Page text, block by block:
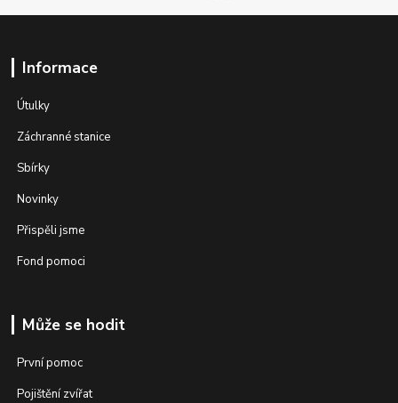
Informace
Útulky
Záchranné stanice
Sbírky
Novinky
Přispěli jsme
Fond pomoci
Může se hodit
První pomoc
Pojištění zvířat